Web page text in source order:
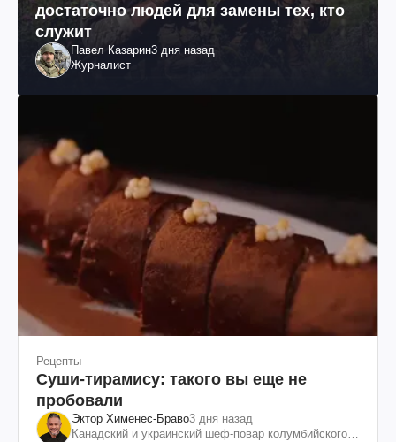
достаточно людей для замены тех, кто
служит
Павел Казарин3 дня назад
Журналист
Рецепты
Суши-тирамису: такого вы еще не
пробовали
Эктор Хименес-Браво3 дня назад
Канадский и украинский шеф-повар колумбийского